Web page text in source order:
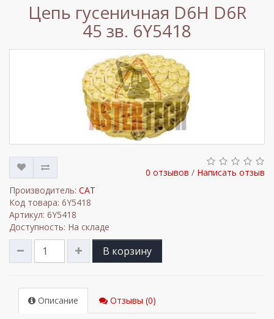
Цепь гусеничная D6H D6R
45 зв. 6Y5418
0 отзывов / Написать отзыв
Производитель: CAT
Код товара: 6Y5418
Артикул: 6Y5418
Доступность: На складе
В корзину
Описание Отзывы (0)